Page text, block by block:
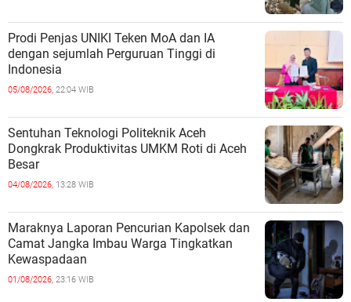
Prodi Penjas UNIKI Teken MoA dan IA
dengan sejumlah Perguruan Tinggi di
Indonesia
05/08/2026, 22:04 WIB
Sentuhan Teknologi Politeknik Aceh
Dongkrak Produktivitas UMKM Roti di Aceh
Besar
04/08/2026, 13:28 WIB
Maraknya Laporan Pencurian Kapolsek dan
Camat Jangka Imbau Warga Tingkatkan
Kewaspadaan
01/08/2026, 23:16 WIB